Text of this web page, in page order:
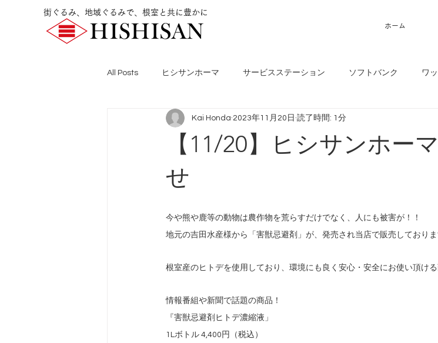
街ぐるみ、地域ぐるみで、根室と共に豊かに
ホーム
All Posts ヒシサンホーマ サービスステーション ソフトバンク ワ
【11/20】ヒシサンホー
せ
Kai Honda 2023年11月20日 読了時間: 1分
今や熊や鹿等の動物は農作物を荒らすだけでなく、人にも被害が！！
地元の吉田水産様から「害獣忌避剤」が、発売され当店で販売しておりま
根室産のヒトデを使用しており、環境にも良く安心・安全にお使い頂ける
情報番組や新聞で話題の商品！
『害獣忌避剤ヒトデ濃縮液」
1Lボトル 4,400円（税込）